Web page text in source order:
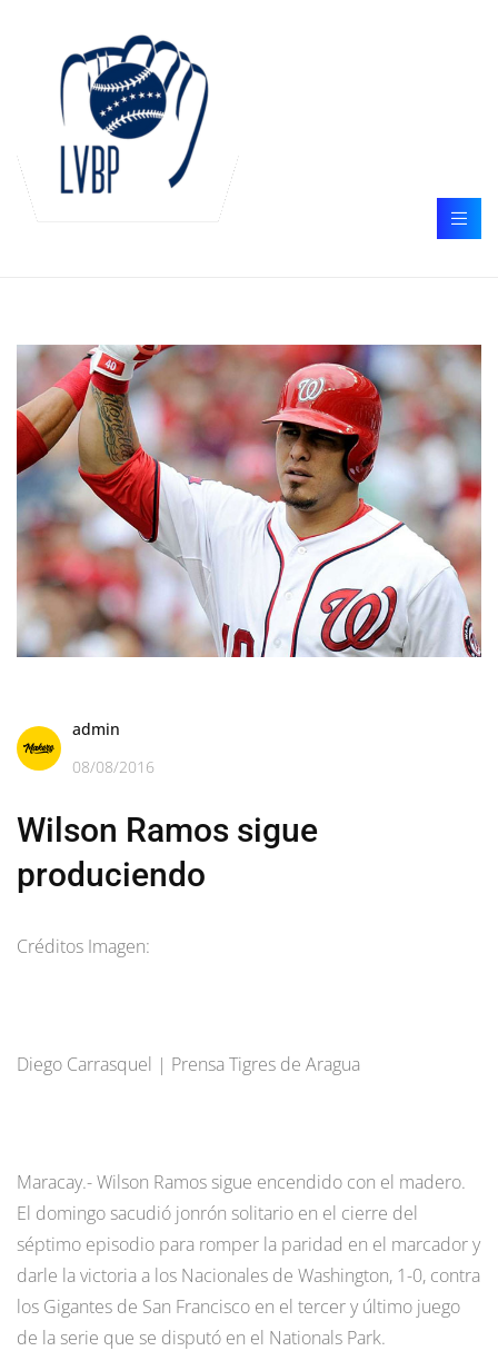
admin
08/08/2016
Wilson Ramos sigue
produciendo
Créditos Imagen:
Diego Carrasquel | Prensa Tigres de Aragua
Maracay.- Wilson Ramos sigue encendido con el madero.
El domingo sacudió jonrón solitario en el cierre del
séptimo episodio para romper la paridad en el marcador y
darle la victoria a los Nacionales de Washington, 1-0, contra
los Gigantes de San Francisco en el tercer y último juego
de la serie que se disputó en el Nationals Park.